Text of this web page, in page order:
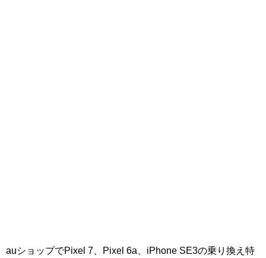
auショップでPixel 7、Pixel 6a、iPhone SE3の乗り換え特